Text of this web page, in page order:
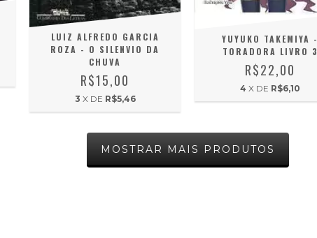
LUIZ ALFREDO GARCIA
ROZA - O SILENVIO DA
CHUVA
R$15,00
3 X DE R$5,46
YUYUKO TAKEMIYA -
TORADORA LIVRO 3
R$22,00
4 X DE R$6,10
MOSTRAR MAIS PRODUTOS